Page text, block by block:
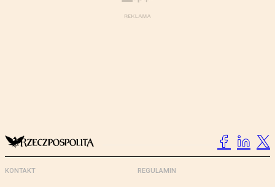
KONTAKT REGULAMIN